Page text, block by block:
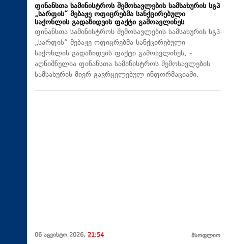
ფინანსთა სამინისტროს შემოსავლების სამსახურის სგპ
„სარფის“ მებაჟე ოფიცრებმა სანქცირებული
საქონლის გადაზიდვის ფაქტი გამოავლინეს
ფინანსთა სამინისტროს შემოსავლების სამსახურის სგპ
„სარფის“ მებაჟე ოფიცრებმა სანქცირებული
საქონლის გადაზიდვის ფაქტი გამოავლინეს, -
აღნიშნულია ფინანსთა სამინისტროს შემოსავლების
სამსახურის მიერ გავრცელებულ ინფორმაციაში.
06 აგვისტო 2026, 21:54 მსოფლიო